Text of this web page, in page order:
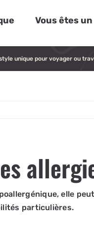
Vous êtes
unique pour voyager ou
elle
particulières.